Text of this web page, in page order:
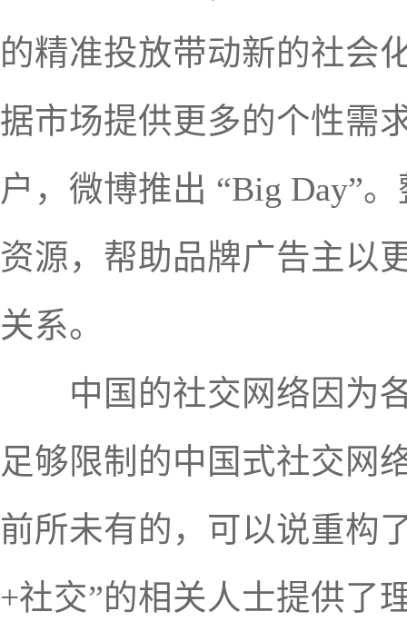
的精准投放带动新的社会
据市场提供更多的个性需
户，微博推出 “Big Day”
资源，帮助品牌广告主以
关系。
中国的社交网络因为各
足够限制的中国式社交网
前所未有的，可以说重构
+社交”的相关人士提供了